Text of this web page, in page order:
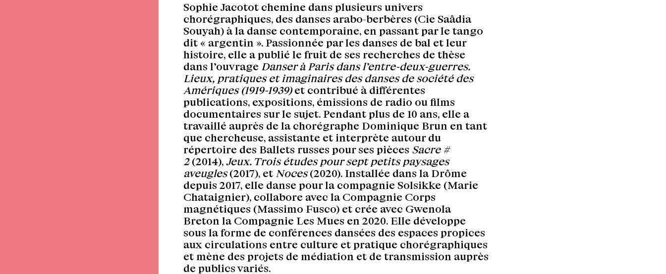
Sophie Jacotot chemine dans plusieurs univers
chorégraphiques, des danses arabo-berbères (Cie Saâdia
Souyah) à la danse contemporaine, en passant par le tango
dit « argentin ». Passionnée par les danses de bal et leur
histoire, elle a publié le fruit de ses recherches de thèse
dans l’ouvrage Danser à Paris dans l’entre-deux-guerres.
Lieux, pratiques et imaginaires des danses de société des
Amériques (1919-1939)et contribué à différentes
publications, expositions, émissions de radio ou films
documentaires sur le sujet. Pendant plus de 10 ans, elle a
travaillé auprès de la chorégraphe Dominique Brun en tant
que chercheuse, assistante et interprète autour du
répertoire des Ballets russes pour ses pièces Sacre #
2(2014), Jeux. Trois études pour sept petits paysages
aveugles(2017), et Noces(2020). Installée dans la Drôme
depuis 2017, elle danse pour la compagnie Solsikke (Marie
Chataignier), collabore avec la Compagnie Corps
magnétiques (Massimo Fusco) et crée avec Gwenola
Breton la Compagnie Les Mues en 2020. Elle développe
sous la forme de conférences dansées des espaces propices
aux circulations entre culture et pratique chorégraphiques
et mène des projets de médiation et de transmission auprès
de publics variés.